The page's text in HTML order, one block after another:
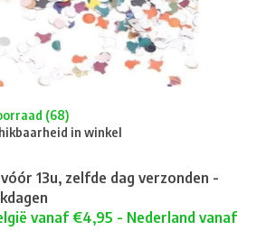
(68)
in winkel
13u, zelfde dag verzonden -
vanaf €4,95 - Nederland vanaf